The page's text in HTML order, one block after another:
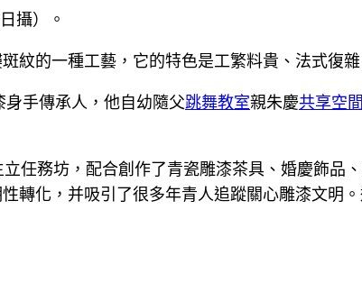
攝）。
紋的一種工藝，它的特色是工繁料貴、法式復
手傳承人，他自幼隨父跳舞教室親朱慶共享空間
任務坊，配合創作了青瓷雕漆茶具、婚慶飾品
轉化，并吸引了很多年青人追蹤關心雕漆文明